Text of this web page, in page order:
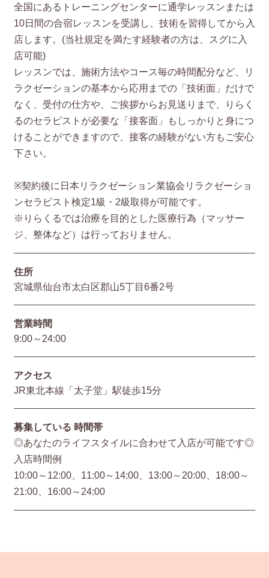
全国にあるトレーニングセンターに通学レッスンまたは
10日間の合宿レッスンを受講し、技術を習得してから入
店します。(当社規定を満たす経験者の方は、スグに入
店可能)
レッスンでは、施術方法やコース毎の時間配分など、リ
ラクゼーションの基本から応用までの「技術面」だけで
なく、受付の仕方や、ご挨拶からお見送りまで、りらく
るのセラピストが必要な「接客面」もしっかりと身につ
けることができますので、接客の経験がない方もご安心
下さい。
※契約後に日本リラクゼーション業協会リラクゼーショ
ンセラピスト検定1級・2級取得が可能です。
※りらくるでは治療を目的とした医療行為（マッサー
ジ、整体など）は行っておりません。
住所
宮城県仙台市太白区郡山5丁目6番2号
営業時間
9:00～24:00
アクセス
JR東北本線「太子堂」駅徒歩15分
募集している 時間帯
◎あなたのライフスタイルに合わせて入店が可能です◎
入店時間例
10:00～12:00、11:00～14:00、13:00～20:00、18:00～
21:00、16:00～24:00